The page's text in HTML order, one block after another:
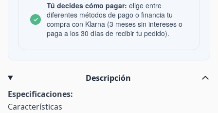
Tú decides cómo pagar: elige entre
diferentes métodos de pago o financia tu
compra con Klarna (3 meses sin intereses o
paga a los 30 días de recibir tu pedido).
Descripción
Especificaciones:
Características